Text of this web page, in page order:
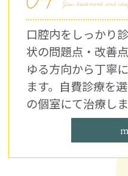
Jaw treatment and
口腔内をしっかり
状の問題点・改善
ゆる方向から丁寧
ます。自費診療を
の個室にて治療しま